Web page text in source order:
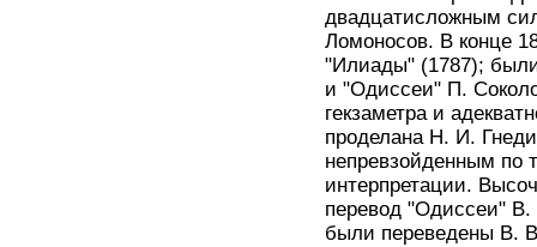
двадцатисложным
Ломоносов. В конце
"Илиады" (1787);
и "Одиссеи" П.
гекзаметра и
проделана Н. И.
непревзойденным по
интерпретации.
перевод "Одиссеи"
были переведены В.